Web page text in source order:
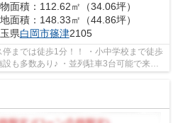
面積：112.62㎡（34.06坪）
面積：148.33㎡（44.86坪）
県白岡市篠津2105
1分！！ ・小中学校まで徒歩
も多数あり♪ ・並列駐車3台可能で来客